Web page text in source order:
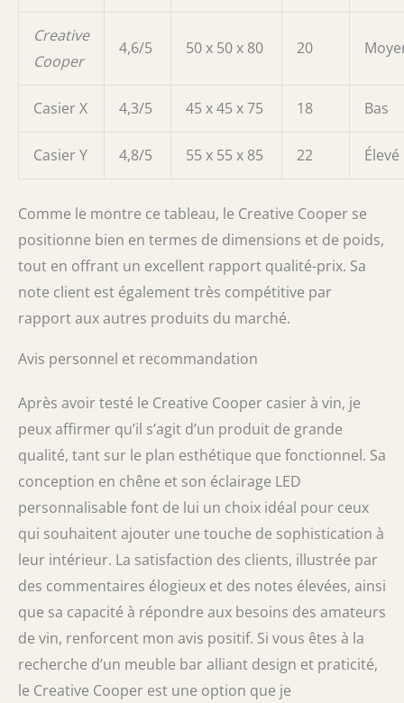
Creative
Cooper
4,6/5 50 x 50 x 80 20
Casier X 4,3/5 45 x 45 x 75 18 Bas
Casier Y 4,8/5 55 x 55 x 85 22 Élevé
Comme le montre ce tableau, le Creative Cooper se
positionne bien en termes de dimensions et de poids,
tout en offrant un excellent rapport qualité-prix. Sa
note client est également très compétitive par
rapport aux autres produits du marché.
Avis personnel et recommandation
Après avoir testé le Creative Cooper casier à vin, je
peux affirmer qu’il s’agit d’un produit de grande
qualité, tant sur le plan esthétique que fonctionnel. Sa
conception en chêne et son éclairage LED
personnalisable font de lui un choix idéal pour ceux
qui souhaitent ajouter une touche de sophistication à
leur intérieur. La satisfaction des clients, illustrée par
des commentaires élogieux et des notes élevées, ainsi
que sa capacité à répondre aux besoins des amateurs
de vin, renforcent mon avis positif. Si vous êtes à la
recherche d’un meuble bar alliant design et praticité,
le Creative Cooper est une option que je